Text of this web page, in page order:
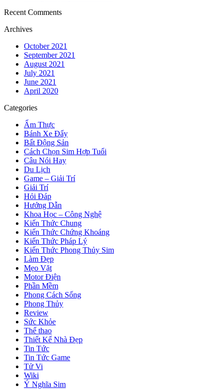
Recent Comments
Archives
October 2021
September 2021
August 2021
July 2021
June 2021
April 2020
Categories
Ẩm Thực
Bánh Xe Đẩy
Bất Động Sản
Cách Chọn Sim Hợp Tuổi
Câu Nói Hay
Du Lịch
Game – Giải Trí
Giải Trí
Hỏi Đáp
Hướng Dẫn
Khoa Học – Công Nghệ
Kiến Thức Chung
Kiến Thức Chứng Khoáng
Kiến Thức Pháp Lý
Kiến Thức Phong Thủy Sim
Làm Đẹp
Mẹo Vặt
Motor Điện
Phần Mềm
Phong Cách Sống
Phong Thủy
Review
Sức Khỏe
Thể thao
Thiết Kế Nhà Đẹp
Tin Tức
Tin Tức Game
Tử Vi
Wiki
Ý Nghĩa Sim